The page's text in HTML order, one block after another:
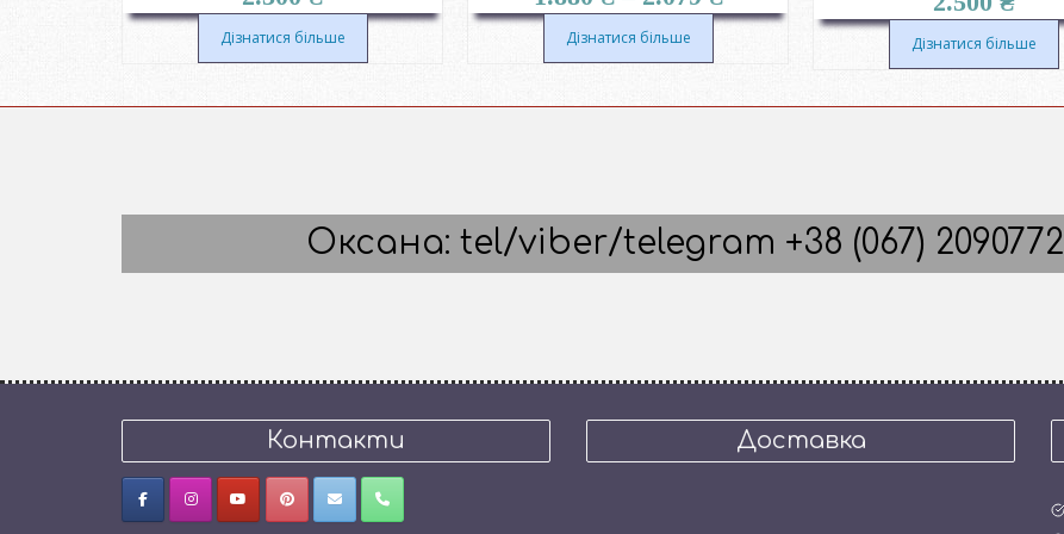
цін:
Дізнатися більше Дізнатися більше Дізнатися більше
Оксана: tel/viber/telegram +38 (067) 2090772
Контакти Доставка